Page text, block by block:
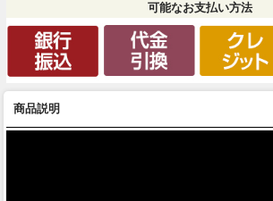
可能なお支払い方法
商品説明